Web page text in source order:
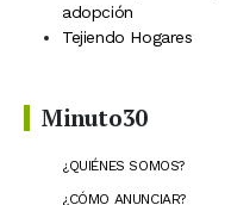
adopción
Tejiendo Hogares
Minuto30
¿QUIÉNES SOMOS?
¿CÓMO ANUNCIAR?